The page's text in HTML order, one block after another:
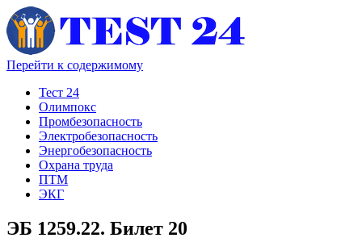
Перейти к содержимому
Тест 24
Олимпокс
Промбезопасность
Электробезопасность
Энергобезопасность
Охрана труда
ПТМ
ЭКГ
ЭБ 1259.22. Билет 20